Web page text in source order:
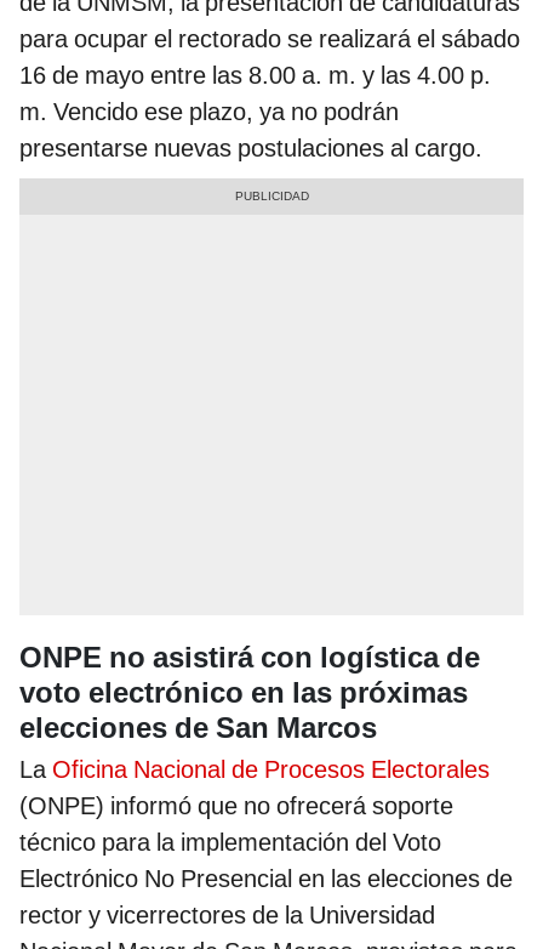
para ocupar el rectorado se realizará el sábado
16 de mayo entre las 8.00 a. m. y las 4.00 p.
m. Vencido ese plazo, ya no podrán
presentarse nuevas postulaciones al cargo.
ONPE no asistirá con logística de
voto electrónico en las próximas
elecciones de San Marcos
La Oficina Nacional de Procesos Electorales
(ONPE) informó que no ofrecerá soporte
técnico para la implementación del Voto
Electrónico No Presencial en las elecciones de
rector y vicerrectores de la Universidad